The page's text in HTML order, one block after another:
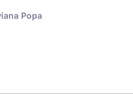
Popa